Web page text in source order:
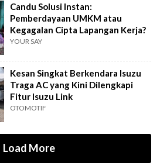
Candu Solusi Instan:
Pemberdayaan UMKM atau
Kegagalan Cipta Lapangan Kerja?
YOUR SAY
Kesan Singkat Berkendara Isuzu
Traga AC yang Kini Dilengkapi
Fitur Isuzu Link
OTOMOTIF
Load More